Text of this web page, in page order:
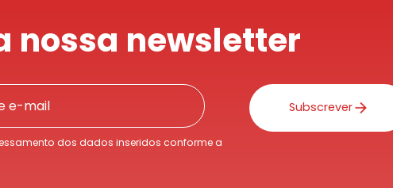
nossa newsletter
dos dados inseridos conforme a
Subscrever